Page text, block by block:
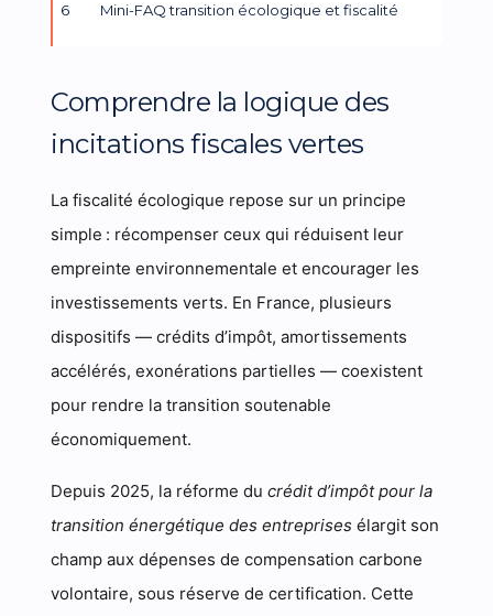
Mini-FAQ transition écologique et fiscalité
Comprendre la logique des
incitations fiscales vertes
La fiscalité écologique repose sur un principe
simple : récompenser ceux qui réduisent leur
empreinte environnementale et encourager les
investissements verts. En France, plusieurs
dispositifs — crédits d’impôt, amortissements
accélérés, exonérations partielles — coexistent
pour rendre la transition soutenable
économiquement.
Depuis 2025, la réforme ducrédit d’impôt pour la
transition énergétique des entreprises élargit son
champ aux dépenses de compensation carbone
volontaire, sous réserve de certification. Cette